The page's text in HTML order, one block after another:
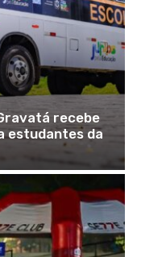
recebe
estudantes da